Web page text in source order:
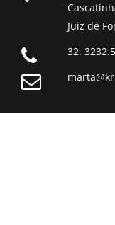
Juiz de
32.